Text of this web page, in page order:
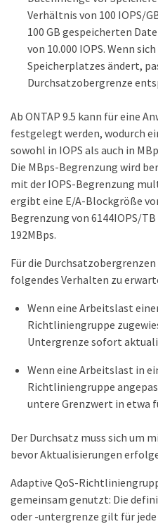
Verhältnis von 100 IOPS/
100 GB gespeicherten
von 10.000 IOPS. Wenn
Speicherplatzes ändert,
Durchsatzobergrenze
Ab ONTAP 9.5 kann für eine
festgelegt werden, wodurch
sowohl in IOPS als auch in
Die MBps-Begrenzung wird
mit der IOPS-Begrenzung
ergibt eine E/A-Blockgröße
Begrenzung von 6144IOPS/
192MBps.
Für die
folgendes Verhalten zu
Wenn eine Arbeitslast
Richtliniengruppe
Untergrenze sofort
Wenn eine Arbeitslast in
Richtliniengruppe
untere Grenzwert in etwa
Der Durchsatz muss sich um
bevor Aktualisierungen
Adaptive QoS-
gemeinsam genutzt: Die
oder -untergrenze gilt für